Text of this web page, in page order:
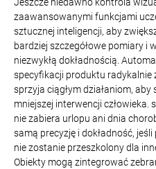
Jeszcze niedawno kontrola
zaawansowanymi funkcjami
sztucznej inteligencji, aby
bardziej szczegółowe pomiary i
niezwykłą dokładnością.
specyfikacji produktu radykalnie
sprzyja ciągłym działaniom, aby
mniejszej interwencji
nie zabiera urlopu ani dnia
samą precyzję i dokładność,
nie zostanie przeszkolony dla
Obiekty mogą zintegrować